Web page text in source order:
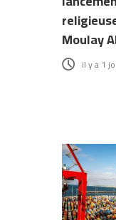
Moulay
il y a 1